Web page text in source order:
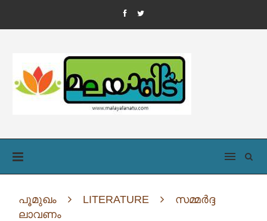
പൂമുഖം LITERATURE
സമ്മർദ്ദ
ലാവണം